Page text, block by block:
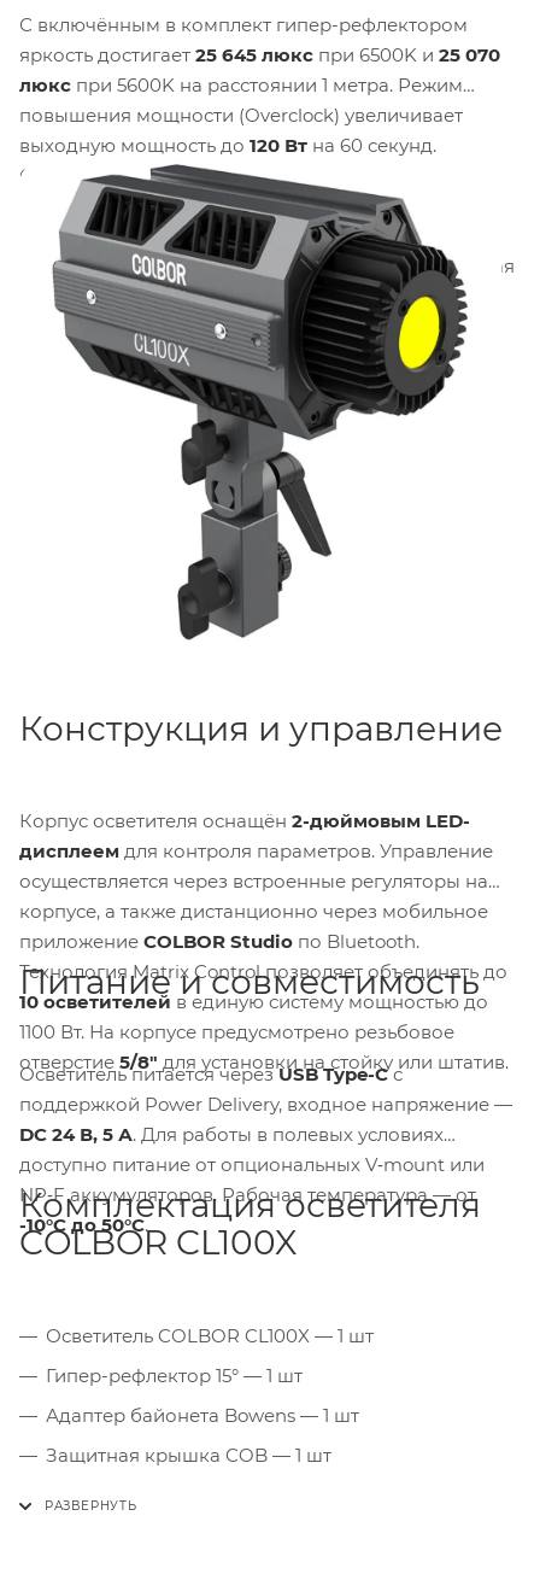
С включённым в комплект гипер-рефлектором
яркость достигает 25 645 люкс при 6500K и 25 070
люкс при 5600K на расстоянии 1 метра. Режим
повышения мощности (Overclock) увеличивает
выходную мощность до 120 Вт на 60 секунд.
Осветитель совместим с модификаторами,
оснащёнными байонетомBowens. Встроены
режимов световых эффектов(46 сценариев):
огонь, CCT Chase, пульсация, TV, взрыв, неисправная
лампа, сварка, стробоскоп, молния и SOS. Уровень
шума системы охлаждения в тихом режиме
составляетменее 20 дБ.
Конструкция и управление
Корпус осветителя оснащён 2-дюймовым LED-
дисплеем для контроля параметров. Управление
осуществляется через встроенные регуляторы на
корпусе, а также дистанционно через мобильное
приложение COLBOR Studio по Bluetooth.
Технология Matrix Control позволяет объединять до
10 осветителей в единую систему мощностью до
1100 Вт. На корпусе предусмотрено резьбовое
отверстие 5/8" для установки на стойку или штатив.
Питание и совместимость
Осветитель питается черезUSB Type-Cс
поддержкой Power Delivery, входное напряжение —
DC 24 В, 5 А. Для работы в полевых условиях
доступно питание от опциональных V‑mount или
NP‑F аккумуляторов. Рабочая температура — от
-10°C до 50°C.
Комплектация осветителя
COLBOR CL100X
Осветитель COLBOR CL100X — 1 шт
Гипер-рефлектор 15° — 1 шт
Адаптер байонета Bowens — 1 шт
Защитная крышка COB — 1 шт
Блок питания Type-C с кабелем — 1 шт